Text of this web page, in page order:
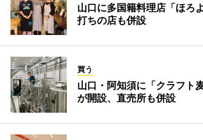
山口に多国籍料理店「ほ
打ちの店も併設
買う
山口・阿知須に「クラフ
が開設、直売所も併設